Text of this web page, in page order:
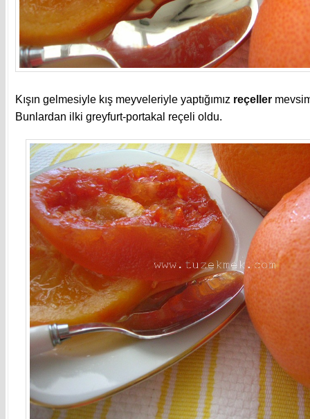
Kışın gelmesiyle kış meyveleriyle yaptığımız reçeller
Bunlardan ilki greyfurt-portakal reçeli oldu.